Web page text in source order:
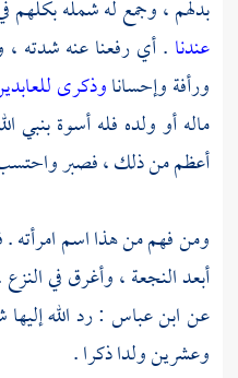
بدلهم ، وجمع له شمله بكلهم
عندنا . أي رفعنا عنه شدته ،
ورأفة وإحساناوذكرى
ماله أو ولده فله أسوة بنبي
أعظم من ذلك ، فصبر
ومن فهم من هذا اسم امرأته
أبعد النجعة ، وأغرق في
عنابن عباس : رد الله
وعشرين ولدا ذكرا .